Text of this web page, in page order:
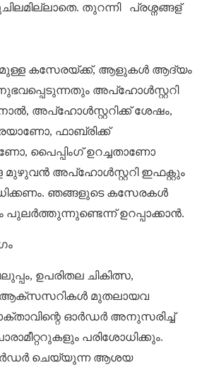
തുറന്നി പ്രശ്നങ്ങള്
കസേരയ്ക്ക്, ആളുകൾ ആദ്യം
അപ്ഹോൾസ്റ്ററി
അപ്ഹോൾസ്റ്ററിക്ക് ശേഷം,
ഫാബ്രിക്ക്
പൈപ്പിംഗ് ഉറച്ചതാണോ
മുഴുവൻ അപ്ഹോൾസ്റ്ററി ഇഫക്റ്റും
ഞങ്ങളുടെ കസേരകൾ
പുലർത്തുന്നുണ്ടെന്ന് ഉറപ്പാക്കാൻ.
ഉപരിതല ചികിത്സ,
ആക്സസറികൾ മുതലായവ
ഓർഡർ അനുസരിച്ച്
പരിശോധിക്കും.
ചെയ്യുന്ന ആശയ